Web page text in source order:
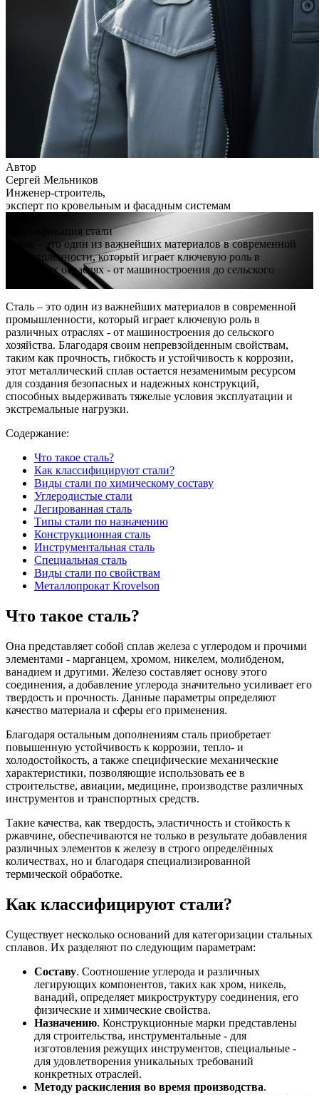
Автор
Сергей Мельников
Инженер-строитель,
эксперт по кровельным и фасадным системам
Классификация стали
Сталь – это один из важнейших материалов в современной
промышленности, который играет ключевую роль в
различных отраслях - от машиностроения до сельского
Сталь – это один из важнейших материалов в современной
промышленности, который играет ключевую роль в
различных отраслях - от машиностроения до сельского
хозяйства. Благодаря своим непревзойденным свойствам,
таким как прочность, гибкость и устойчивость к коррозии,
этот металлический сплав остается незаменимым ресурсом
для создания безопасных и надежных конструкций,
способных выдерживать тяжелые условия эксплуатации и
экстремальные нагрузки.
Содержание:
Что такое сталь?
Как классифицируют стали?
Виды стали по химическому составу
Углеродистые стали
Легированная сталь
Типы стали по назначению
Конструкционная сталь
Инструментальная сталь
Специальная сталь
Виды стали по свойствам
Металлопрокат Krovelson
Что такое сталь?
Она представляет собой сплав железа с углеродом и прочими
элементами - марганцем, хромом, никелем, молибденом,
ванадием и другими. Железо составляет основу этого
соединения, а добавление углерода значительно усиливает его
твердость и прочность. Данные параметры определяют
качество материала и сферы его применения.
Благодаря остальным дополнениям сталь приобретает
повышенную устойчивость к коррозии, тепло- и
холодостойкость, а также специфические механические
характеристики, позволяющие использовать ее в
строительстве, авиации, медицине, производстве различных
инструментов и транспортных средств.
Такие качества, как твердость, эластичность и стойкость к
ржавчине, обеспечиваются не только в результате добавления
различных элементов к железу в строго определённых
количествах, но и благодаря специализированной
термической обработке.
Как классифицируют стали?
Существует несколько оснований для категоризации стальных
сплавов. Их разделяют по следующим параметрам:
Составу. Соотношение углерода и различных
легирующих компонентов, таких как хром, никель,
ванадий, определяет микроструктуру соединения, его
физические и химические свойства.
Назначению. Конструкционные марки представлены
для строительства, инструментальные - для
изготовления режущих инструментов, специальные -
для удовлетворения уникальных требований
конкретных отраслей.
Методу раскисления во время производства.